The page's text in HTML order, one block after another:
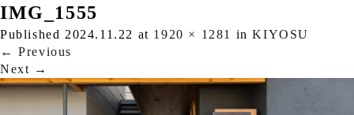
IMG_1555
Published 2024.11.22 at 1920 × 1281 inKIYOSU
← Previous
Next →